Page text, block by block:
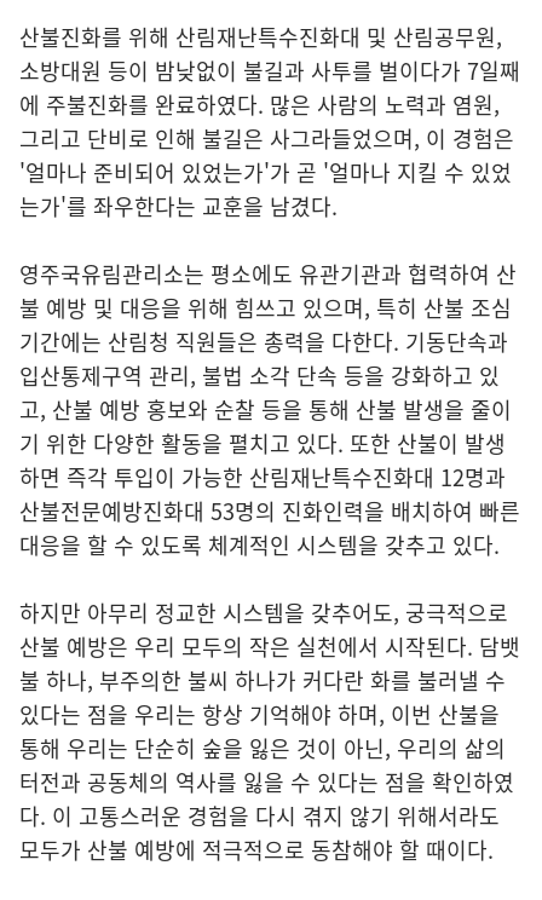
산불진화를 위해 산림재난특수진화대 및 산림공무원,
소방대원 등이 밤낮없이 불길과 사투를 벌이다가 7일째
에 주불진화를 완료하였다. 많은 사람의 노력과 염원,
그리고 단비로 인해 불길은 사그라들었으며, 이 경험은
'얼마나 준비되어 있었는가'가 곧 '얼마나 지킬 수 있었
는가'를 좌우한다는 교훈을 남겼다.
영주국유림관리소는 평소에도 유관기관과 협력하여 산
불 예방 및 대응을 위해 힘쓰고 있으며, 특히 산불 조심
기간에는 산림청 직원들은 총력을 다한다. 기동단속과
입산통제구역 관리, 불법 소각 단속 등을 강화하고 있
고, 산불 예방 홍보와 순찰 등을 통해 산불 발생을 줄이
기 위한 다양한 활동을 펼치고 있다. 또한 산불이 발생
하면 즉각 투입이 가능한 산림재난특수진화대 12명과
산불전문예방진화대 53명의 진화인력을 배치하여 빠른
대응을 할 수 있도록 체계적인 시스템을 갖추고 있다.
하지만 아무리 정교한 시스템을 갖추어도, 궁극적으로
산불 예방은 우리 모두의 작은 실천에서 시작된다. 담뱃
불 하나, 부주의한 불씨 하나가 커다란 화를 불러낼 수
있다는 점을 우리는 항상 기억해야 하며, 이번 산불을
통해 우리는 단순히 숲을 잃은 것이 아닌, 우리의 삶의
터전과 공동체의 역사를 잃을 수 있다는 점을 확인하였
다. 이 고통스러운 경험을 다시 겪지 않기 위해서라도
모두가 산불 예방에 적극적으로 동참해야 할 때이다.